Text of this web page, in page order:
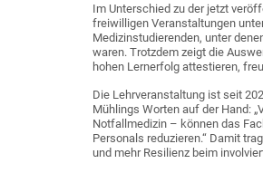
Im Unterschied zu der jetzt
freiwilligen Veranstaltungen
Medizinstudierenden, unter
waren. Trotzdem zeigt die
hohen Lernerfolg attestieren,
Die Lehrveranstaltung ist seit
Mühlings Worten auf der Hand:
Notfallmedizin – können das
Personals reduzieren.“ Damit
und mehr Resilienz beim